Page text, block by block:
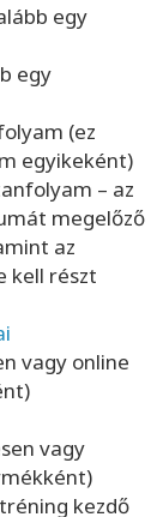
egy
egy
(ez
egyikeként)
– az
megelőző
az
kell részt
vagy online
vagy
kezdő